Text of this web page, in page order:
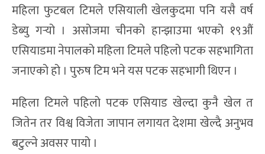
महिला फुटबल टिमले एसियाली खेलकुदमा पनि यसै वर्ष
डेब्यु गर्‍यो । असोजमा चीनको हान्झाउमा भएको १९औं
एसियाडमा नेपालको महिला टिमले पहिलो पटक सहभागिता
जनाएको हो । पुरुष टिम भने यस पटक सहभागी थिएन ।
महिला टिमले पहिलो पटक एसियाड खेल्दा कुनै खेल त
जितेन तर विश्व विजेता जापान लगायत देशमा खेल्दै अनुभव
बटुल्ने अवसर पायो ।